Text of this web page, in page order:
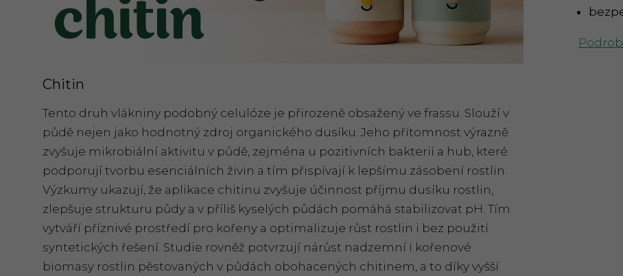
Chitin
Tento druh vlákniny podobný celulóze je přirozeně obsažený ve frassu. Slouží v
půdě nejen jako hodnotný zdroj organického dusíku. Jeho přítomnost výrazně
zvyšuje mikrobiální aktivitu v půdě, zejména u pozitivních bakterií a hub, které
podporují tvorbu esenciálních živin a tím přispívají k lepšímu zásobení rostlin.
Výzkumy ukazují, že aplikace chitinu zvyšuje účinnost příjmu dusíku rostlin,
zlepšuje strukturu půdy a v příliš kyselých půdách pomáhá stabilizovat pH. Tím
vytváří příznivé prostředí pro kořeny a optimalizuje růst rostlin i bez použití
syntetických řešení. Studie rovněž potvrzují nárůst nadzemní i kořenové
biomasy rostlin pěstovaných v půdách obohacených chitinem, a to díky vyšší